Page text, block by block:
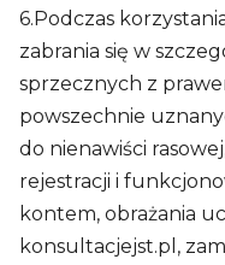
6.Podczas
zabrania się w
sprzecznych z
powszechnie
do nienawiści
rejestracji i
kontem, obrażania
konsultacjejst.pl,